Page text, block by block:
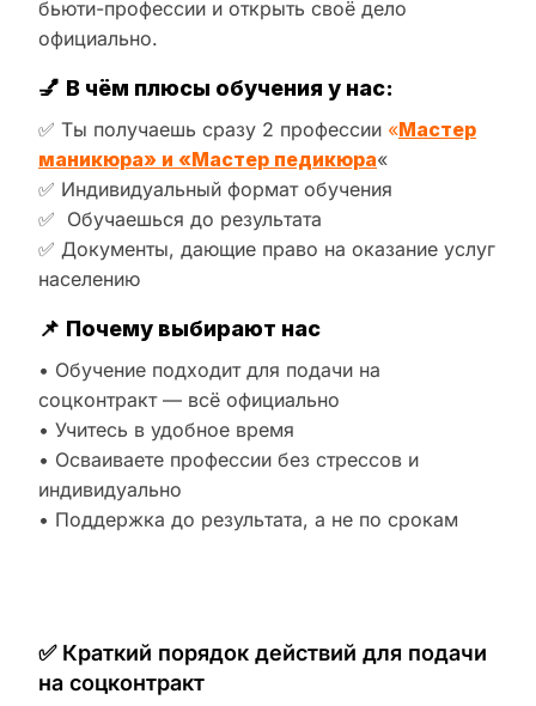
бьюти-профессии и открыть своё дело
официально.
💅 В чём плюсы обучения у нас:
✅ Ты получаешь сразу 2 профессии «Мастер
маникюра» и «Мастер педикюра«
✅ Индивидуальный формат обучения
✅ Обучаешься до результата
✅ Документы, дающие право на оказание услуг
населению
📌 Почему выбирают нас
• Обучение подходит для подачи на
соцконтракт — всё официально
• Учитесь в удобное время
• Осваиваете профессии без стрессов и
индивидуально
• Поддержка до результата, а не по срокам
✅ Краткий порядок действий для подачи
на соцконтракт